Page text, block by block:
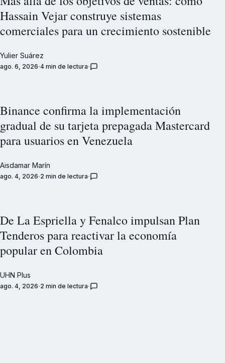
Hassain Vejar construye sistemas
comerciales para un crecimiento sostenible
Yulier Suárez
ago. 6, 2026 4 min de lectura
Binance confirma la implementación
gradual de su tarjeta prepagada Mastercard
para usuarios en Venezuela
Aisdamar Marín
ago. 4, 2026 2 min de lectura
De La Espriella y Fenalco impulsan Plan
Tenderos para reactivar la economía
popular en Colombia
UHN Plus
ago. 4, 2026 2 min de lectura